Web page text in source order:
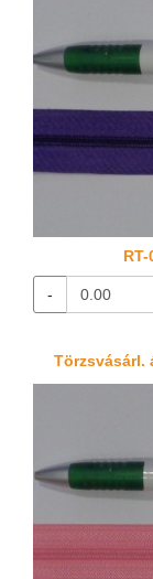
-
Törzsvásárl.